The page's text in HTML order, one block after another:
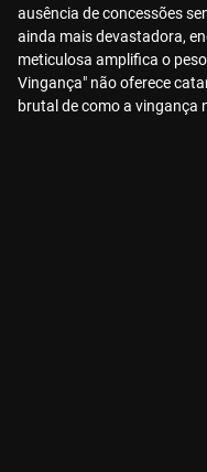
ausência de concessões
ainda mais devastadora,
meticulosa amplifica o
Vingança" não oferece
brutal de como a vingança